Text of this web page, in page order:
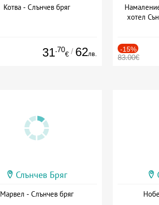
Котва - Слънчев бряг
31.70
€ / 62лв.
хотел
-15%
83.00€
Слънчев Бряг
Марвел - Слънчев бряг